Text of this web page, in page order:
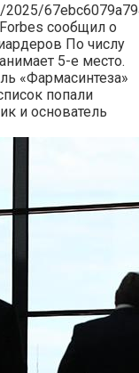
сообщил о
По числу
5-е место.
«Фармасинтеза»
попали
и основатель